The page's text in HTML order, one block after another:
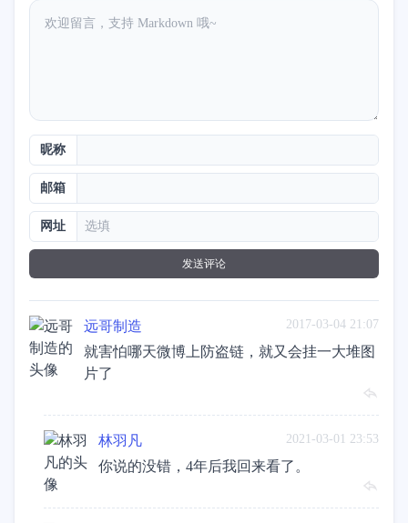
昵称
邮箱
网址
发送评论
2017-03-04 21:07
远哥制造
就害怕哪天微博上防盗链，就又会挂一大堆图
片了
2021-03-01 23:53
林羽凡
你说的没错，4年后我回来看了。